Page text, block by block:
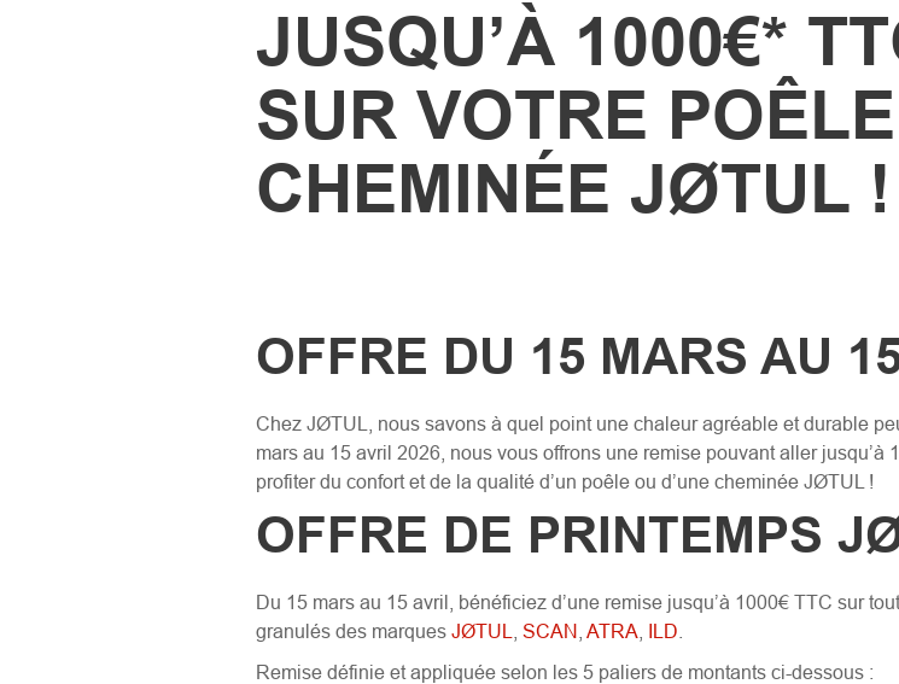
JUSQU’À 1000€*
SUR VOTRE
CHEMINÉE JØTUL !
OFFRE DU 15 MARS AU
Chez JØTUL, nous savons à quel point une chaleur agréable et durable
mars au 15 avril 2026, nous vous offrons une remise pouvant aller
profiter du confort et de la qualité d’un poêle ou d’une cheminée JØTUL !
OFFRE DE PRINTEMPS
Du 15 mars au 15 avril, bénéficiez d’une remise jusqu’à 1000€ TTC sur
granulés des marques JØTUL SCAN ATRA ILD
Remise définie et appliquée selon les 5 paliers de montants ci-dessous :